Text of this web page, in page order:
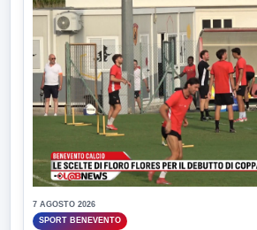
7 AGOSTO 2026
SPORT BENEVENTO